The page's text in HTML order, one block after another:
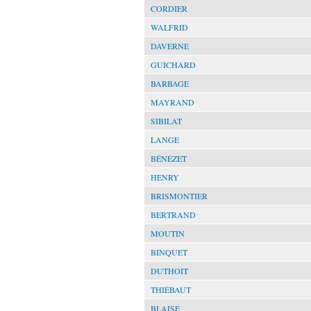
CORDIER
WALFRID
DAVERNE
GUICHARD
BARBAGE
MAYRAND
SIBILAT
LANGE
BÉNÉZET
HENRY
BRISMONTIER
BERTRAND
MOUTIN
BINQUET
DUTHOIT
THIÉBAUT
BLAISE